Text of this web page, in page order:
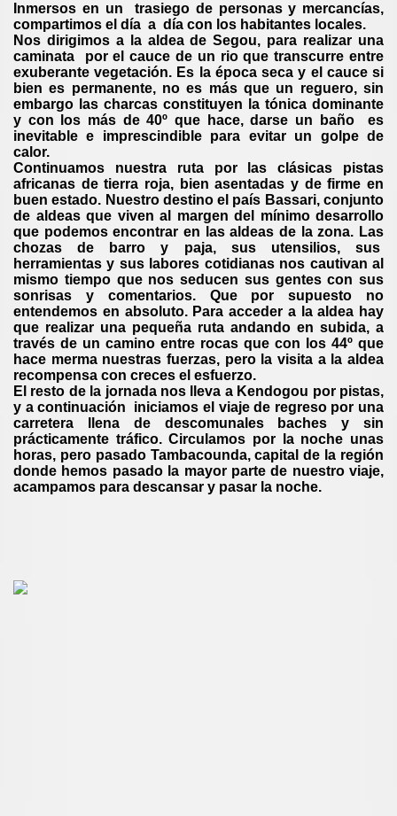
Inmersos en un trasiego de personas y mercancías,
compartimos el día a día con los habitantes locales.
Nos dirigimos a la aldea de Segou, para realizar una
caminata por el cauce de un rio que transcurre entre
exuberante vegetación. Es la época seca y el cauce si
bien es permanente, no es más que un reguero, sin
embargo las charcas constituyen la tónica dominante
y con los más de 40º que hace, darse un baño es
inevitable e imprescindible para evitar un golpe de
calor.
Continuamos nuestra ruta por las clásicas pistas
africanas de tierra roja, bien asentadas y de firme en
buen estado. Nuestro destino el país Bassari, conjunto
de aldeas que viven al margen del mínimo desarrollo
que podemos encontrar en las aldeas de la zona. Las
chozas de barro y paja, sus utensilios, sus
herramientas y sus labores cotidianas nos cautivan al
mismo tiempo que nos seducen sus gentes con sus
sonrisas y comentarios. Que por supuesto no
entendemos en absoluto. Para acceder a la aldea hay
que realizar una pequeña ruta andando en subida, a
través de un camino entre rocas que con los 44º que
hace merma nuestras fuerzas, pero la visita a la aldea
recompensa con creces el esfuerzo.
El resto de la jornada nos lleva a Kendogou por pistas,
y a continuación iniciamos el viaje de regreso por una
carretera llena de descomunales baches y sin
prácticamente tráfico. Circulamos por la noche unas
horas, pero pasado Tambacounda, capital de la región
donde hemos pasado la mayor parte de nuestro viaje,
acampamos para descansar y pasar la noche.